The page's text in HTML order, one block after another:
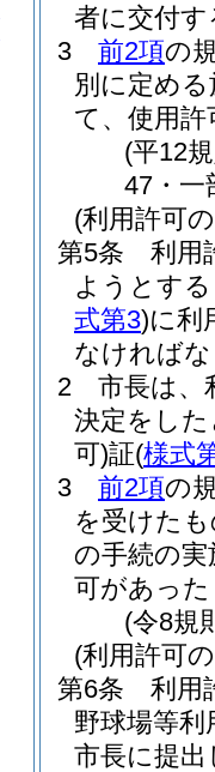
者に交付
3
前2項の
別に定め
て、使用
(平12
47・一
(利用許可
第5条
利用
ようとす
式第3)に利
なければ
2
市長は、
決定をした
可)証(様式
3
前2項の
を受けた
の手続の
可があっ
(令8規
(利用許可
第6条
利用
野球場等利
市長に提